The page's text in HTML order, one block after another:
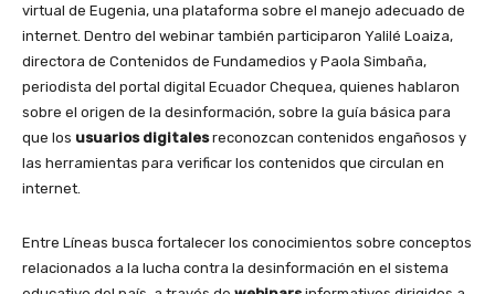
virtual de Eugenia, una plataforma sobre el manejo adecuado de
internet. Dentro del webinar también participaron Yalilé Loaiza,
directora de Contenidos de Fundamedios y Paola Simbaña,
periodista del portal digital Ecuador Chequea, quienes hablaron
sobre el origen de la desinformación, sobre la guía básica para
que los usuarios digitalesreconozcan contenidos engañosos y
las herramientas para verificar los contenidos que circulan en
internet.
Entre Líneas busca fortalecer los conocimientos sobre conceptos
relacionados a la lucha contra la desinformación en el sistema